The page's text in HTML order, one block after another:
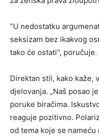
“U nedostatku
seksizam bez ikakvog
tako će ostati“, poručuje.
Direktan stil, kako kaže,
djelovanja. „Naš posao
poruke biračima.
reaguje pozitivno.
od tema koje se